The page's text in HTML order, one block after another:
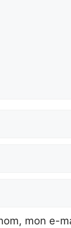
mon e-